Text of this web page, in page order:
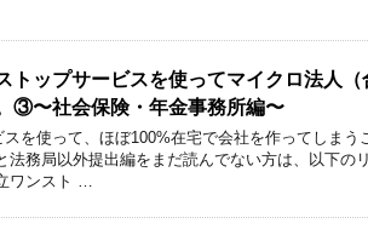
トップサービスを使ってマイクロ法人（
③〜社会保険・年金事務所編〜
を使って、ほぼ100%在宅で会社を作ってしまう
法務局以外提出編をまだ読んでない方は、以下の
ワンスト …